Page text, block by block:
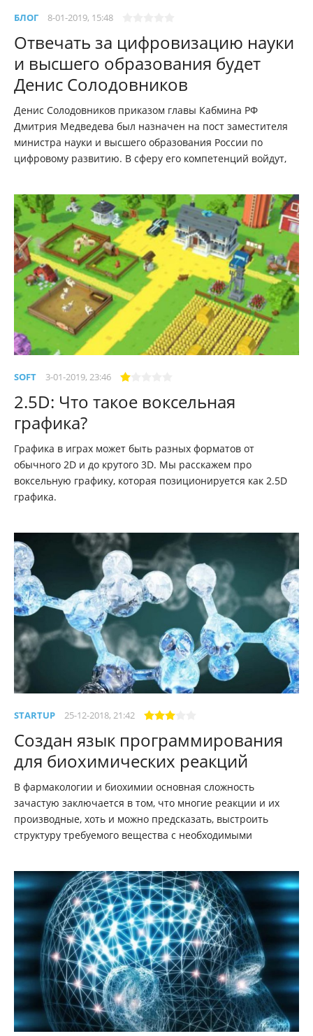
БЛОГ 8-01-2019, 15:48
Отвечать за цифровизацию науки
и высшего образования будет
Денис Солодовников
Денис Солодовников приказом главы Кабмина РФ
Дмитрия Медведева был назначен на пост заместителя
министра науки и высшего образования России по
цифровому развитию. В сферу его компетенций войдут,
SOFT 3-01-2019, 23:46
2.5D: Что такое воксельная
графика?
Графика в играх может быть разных форматов от
обычного 2D и до крутого 3D. Мы расскажем про
воксельную графику, которая позиционируется как 2.5D
графика.
STARTUP 25-12-2018, 21:42
Создан язык программирования
для биохимических реакций
В фармакологии и биохимии основная сложность
зачастую заключается в том, что многие реакции и их
производные, хоть и можно предсказать, выстроить
структуру требуемого вещества с необходимыми